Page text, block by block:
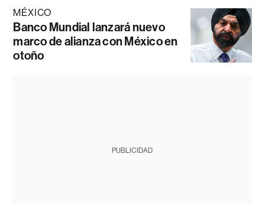
MÉXICO
Banco Mundial lanzará nuevo
marco de alianza con México en
otoño
PUBLICIDAD